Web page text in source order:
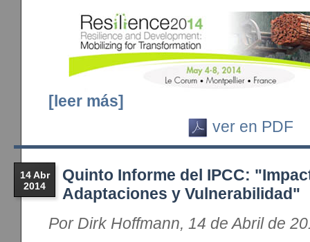
[leer más]
ver en PDF
14 Abr
2014
Quinto Informe del IPCC:
Adaptaciones y Vulnerabilidad"
Por Dirk Hoffmann, 14 de Abril de